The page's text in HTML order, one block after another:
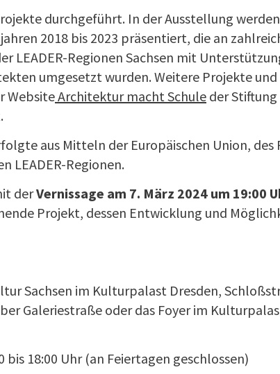
durchgeführt. In der Ausstellung
2018 bis 2023 präsentiert, die an
LEADER-Regionen Sachsen mit
umgesetzt wurden. Weitere Projekte und
WebsiteArchitektur macht Schule der Stiftung
aus Mitteln der Europäischen Union, des
LEADER-Regionen.
derVernissage am 7. März 2024 um 19:00
Projekt, dessen Entwicklung und
Sachsen im Kulturpalast Dresden,
Galeriestraße oder das Foyer im
bis 18:00 Uhr (an Feiertagen geschlossen)